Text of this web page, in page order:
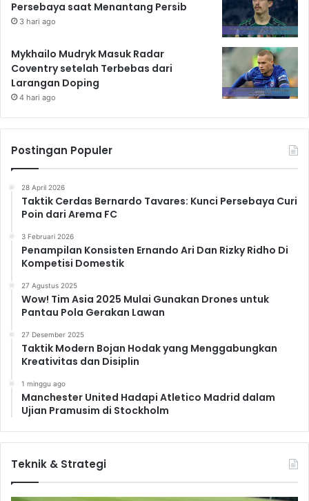
Persebaya saat Menantang Persib
3 hari ago
Mykhailo Mudryk Masuk Radar
Coventry setelah Terbebas dari
Larangan Doping
4 hari ago
Postingan Populer
28 April 2026
Taktik Cerdas Bernardo Tavares: Kunci Persebaya Curi
Poin dari Arema FC
3 Februari 2026
Penampilan Konsisten Ernando Ari Dan Rizky Ridho Di
Kompetisi Domestik
27 Agustus 2025
Wow! Tim Asia 2025 Mulai Gunakan Drones untuk
Pantau Pola Gerakan Lawan
27 Desember 2025
Taktik Modern Bojan Hodak yang Menggabungkan
Kreativitas dan Disiplin
1 minggu ago
Manchester United Hadapi Atletico Madrid dalam
Ujian Pramusim di Stockholm
Teknik & Strategi